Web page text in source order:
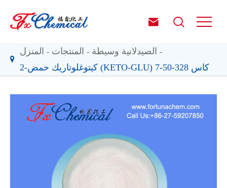
 
المنزل المنتجات
الصيدلانية وسيطة
2-كيتوغلوتاريك حمض (KETO-GLU) كاس 328-50-7